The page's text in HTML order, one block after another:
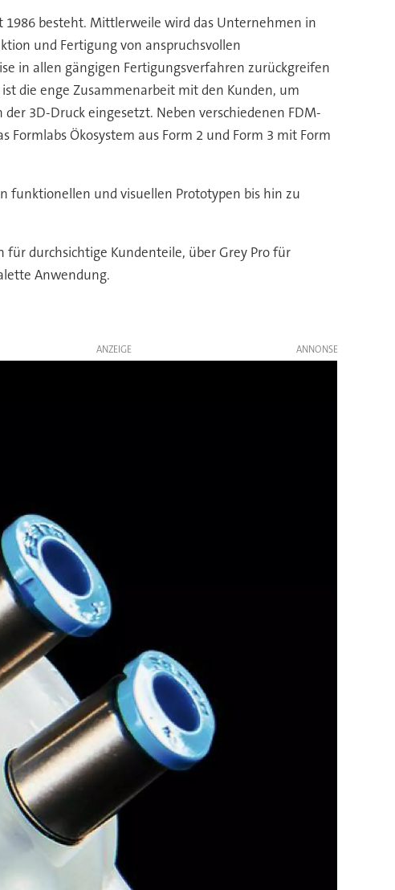
besteht. Mittlerweile wird das Unternehmen in
und Fertigung von anspruchsvollen
in allen gängigen Fertigungsverfahren zurückgreifen
die enge Zusammenarbeit mit den Kunden, um
3D-Druck eingesetzt. Neben verschiedenen FDM-
Ökosystem aus Form 2 und Form 3 mit Form
funktionellen und visuellen Prototypen bis hin zu
für durchsichtige Kundenteile, über Grey Pro für
Anwendung.
ANZEIGE